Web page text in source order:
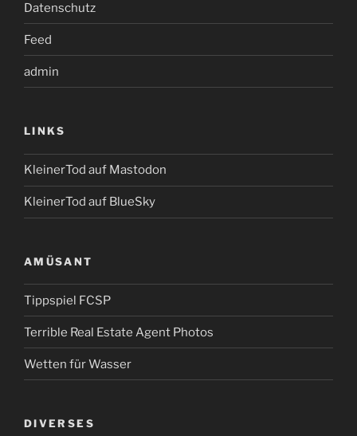
Datenschutz
Feed
admin
LINKS
KleinerTod auf Mastodon
KleinerTod auf BlueSky
AMÜSANT
Tippspiel FCSP
Terrible Real Estate Agent Photos
Wetten für Wasser
DIVERSES